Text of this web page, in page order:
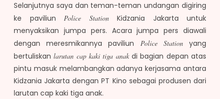
Selanjutnya saya dan teman-teman undangan digiring
ke paviliun Police StationKidzania Jakarta untuk
menyaksikan jumpa pers. Acara jumpa pers diawali
dengan meresmikannya paviliun Police Stationyang
bertuliskan larutan cap kaki tiga anak di bagian depan atas
pintu masuk melambangkan adanya kerjasama antara
Kidzania Jakarta dengan PT Kino sebagai produsen dari
larutan cap kaki tiga anak.